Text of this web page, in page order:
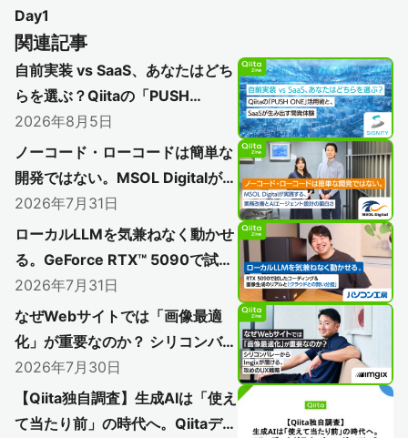
Day1
関連記事
自前実装 vs SaaS、あなたはどち
らを選ぶ？Qiitaの「PUSH
ONE」活用術と、SaaSが生み出
す開発体験
2026年8月5日
ノーコード・ローコードは簡単な
開発ではない。MSOL Digitalが実
践する、業務改善とAIエージェン
ト設計の面白さ
2026年7月31日
ローカルLLMを気兼ねなく動かせ
る。GeForce RTX™ 5090で試し
たコーディングと＆画像生成のリ
アルと「クラウドとの賢い分担」
2026年7月31日
なぜWebサイトでは「画像最適
化」が重要なのか？ シリコンバレ
ーからImgixが届ける、攻めのUX
戦略
2026年7月30日
【Qiita独自調査】生成AIは「使え
て当たり前」の時代へ。Qiitaデー